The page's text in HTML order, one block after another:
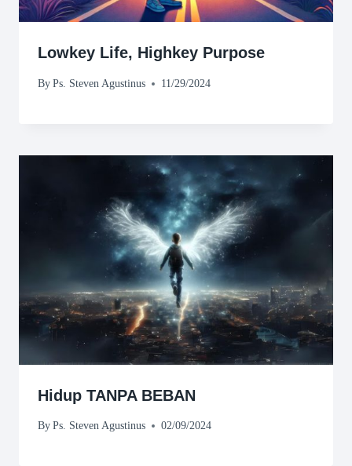
Lowkey Life, Highkey Purpose
By Ps. Steven Agustinus 11/29/2024
Hidup TANPA BEBAN
By Ps. Steven Agustinus 02/09/2024